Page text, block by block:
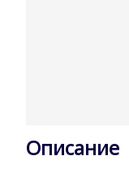
Описание